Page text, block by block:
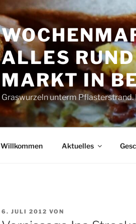
ALLES
MARKT IN
Graswurzeln unterm
Willkommen Aktuelles
VERÖFFENTLICHT
AM
6. JULI 2012 VON